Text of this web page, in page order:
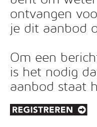
ontvangen
je dit aanbod
Om een
is het nodig
aanbod staat